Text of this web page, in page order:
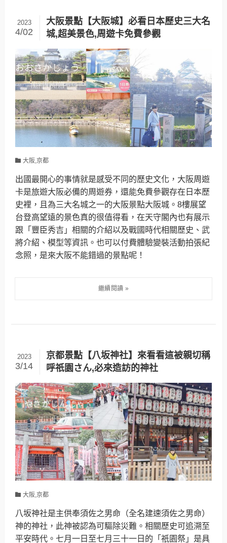
大阪景點【大阪城】必看日本歷史三大名
城,超美景色,周遊卡免費參觀
2023
4/02
大阪,京都
出國最開心的事情就是感受不同的歷史文化，大阪周遊
卡是旅遊大阪必備的周遊券，還能免費參觀存在日本歷
史裡，且為三大名城之一的大阪景點大阪城。8樓展望
台登高望遠的景色真的很值得看，在天守閣內也有展示
跟「豐臣秀吉」相關的介紹以及戰國時代相關歷史、武
將介紹、模型等資訊。也可以付費體驗變裝活動拍張紀
念照，是來大阪不能錯過的景點呢！
京都景點【八坂神社】來看看這被親切稱
呼祇園さん,必來造訪的神社
2023
3/14
大阪,京都
八坂神社是主供奉須佐之男命（全名建速須佐之男命）
神的神社，此神被認為可驅除災難。相關歷史可追溯至
平安時代。七月一日至七月三十一日的「祇園祭」是具